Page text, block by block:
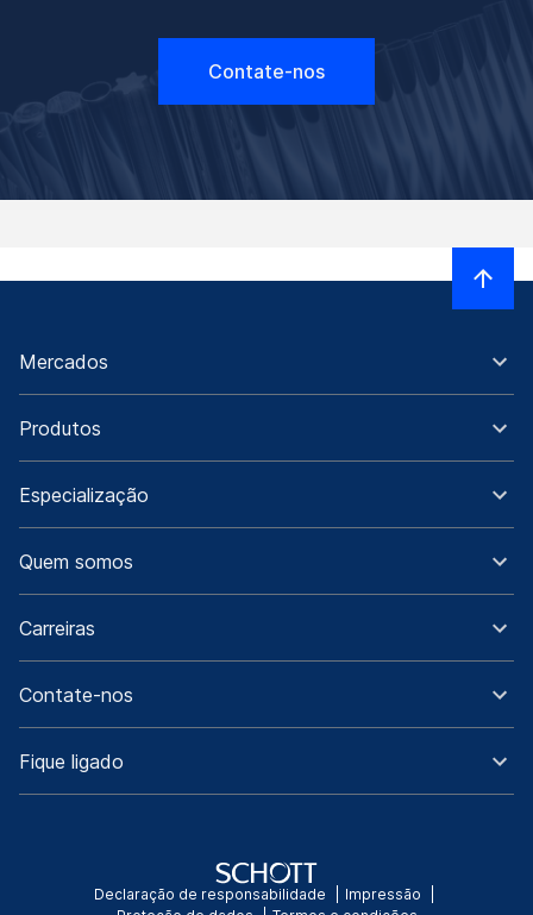
Contate-nos
Mercados
Produtos
Especialização
Quem somos
Carreiras
Contate-nos
Fique ligado
Declaração de responsabilidade
Impressão